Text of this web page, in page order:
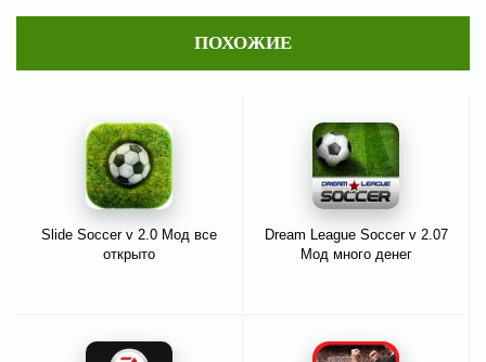
ПОХОЖИЕ
Slide Soccer v 2.0 Мод все
открыто
Dream League Soccer v 2.07
Мод много денег